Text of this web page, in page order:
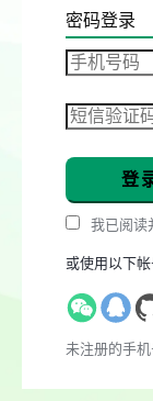
密码登录
登
我已阅读
或使用以下
未注册的手机